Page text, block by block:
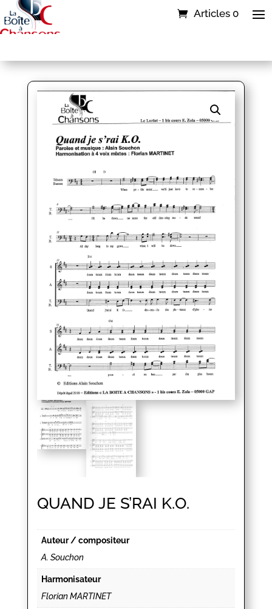
Articles 0
QUAND JE S’RAI K.O.
Auteur / compositeur
A. Souchon
Harmonisateur
Florian MARTINET